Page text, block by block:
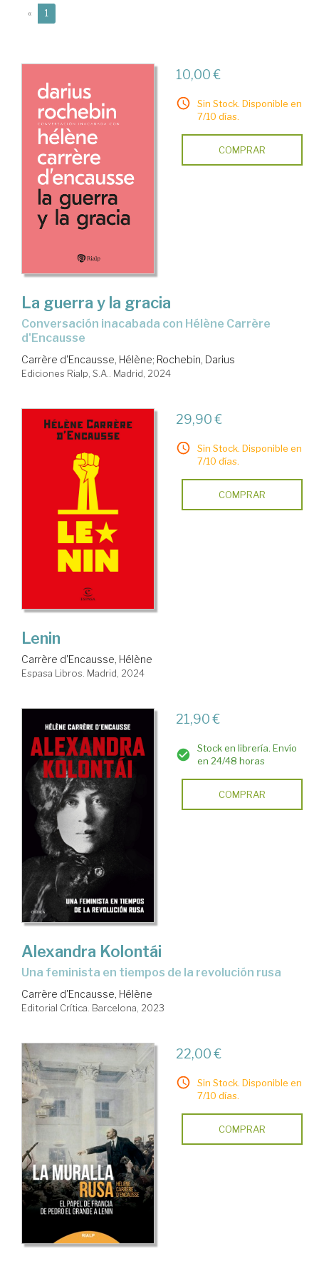
« 1
10,00 €
Sin Stock. Disponible en
7/10 días.
COMPRAR
La guerra y la gracia
Conversación inacabada con Hélène Carrère
d'Encausse
Carrère d'Encausse, Hélène; Rochebin, Darius
Ediciones Rialp, S.A.. Madrid, 2024
29,90 €
Sin Stock. Disponible en
7/10 días.
COMPRAR
Lenin
Carrère d'Encausse, Hélène
Espasa Libros. Madrid, 2024
21,90 €
Stock en librería. Envío
en 24/48 horas
COMPRAR
Alexandra Kolontái
una feminista en tiempos de la revolución rusa
Carrère d'Encausse, Hélène
Editorial Crítica. Barcelona, 2023
22,00 €
Sin Stock. Disponible en
7/10 días.
COMPRAR